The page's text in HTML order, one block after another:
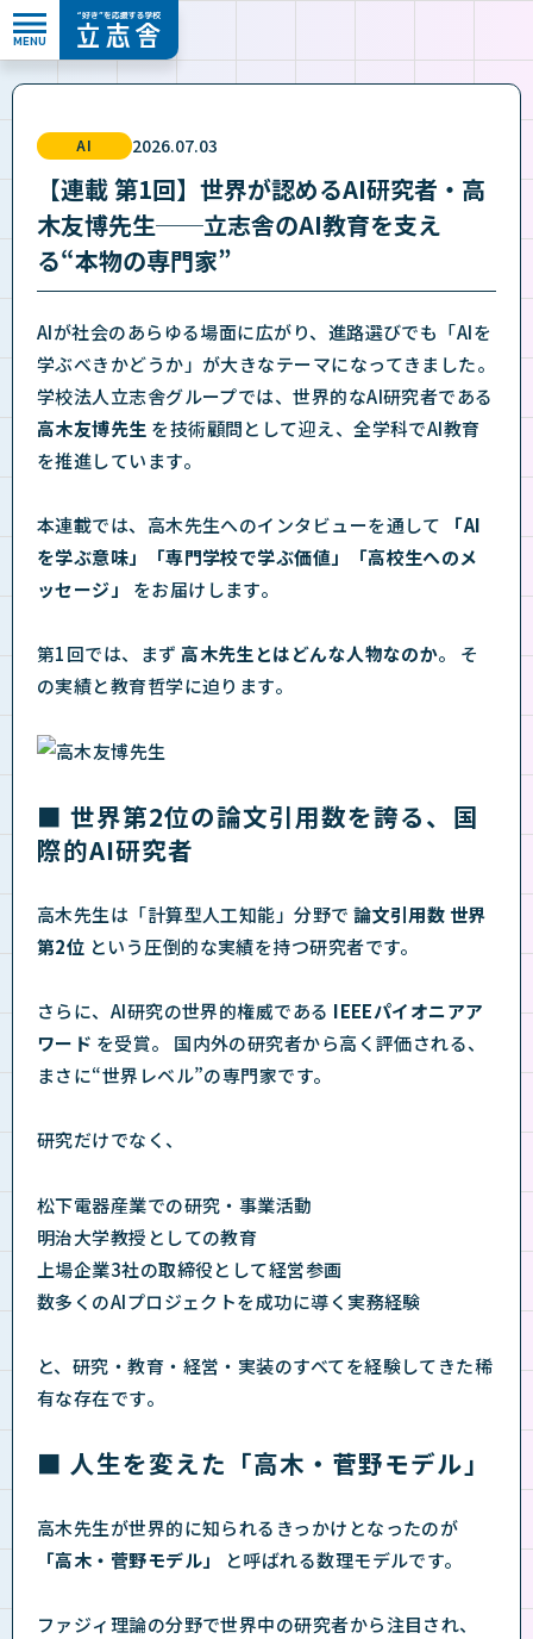
MENU
”好き”を応援する学校 立志舎
AI 2026.07.03
【連載 第1回】世界が認めるAI研究者・高
木友博先生──立志舎のAI教育を支え
る“本物の専門家”
AIが社会のあらゆる場面に広がり、進路選びでも「AIを
学ぶべきかどうか」が大きなテーマになってきました。
学校法人立志舎グループでは、世界的なAI研究者である
高木友博先生 を技術顧問として迎え、全学科でAI教育
を推進しています。
本連載では、高木先生へのインタビューを通して
「AI
を学ぶ意味」「専門学校で学ぶ価値」「高校生へのメ
ッセージ」
をお届けします。
第1回では、まず 高木先生とはどんな人物なのか。 そ
の実績と教育哲学に迫ります。
■ 世界第2位の論文引用数を誇る、国
際的AI研究者
高木先生は「計算型人工知能」分野で論文引用数 世界
第2位 という圧倒的な実績を持つ研究者です。
さらに、AI研究の世界的権威である IEEEパイオニアア
ワード を受賞。 国内外の研究者から高く評価される、
まさに“世界レベル”の専門家です。
研究だけでなく、
松下電器産業での研究・事業活動
明治大学教授としての教育
上場企業3社の取締役として経営参画
数多くのAIプロジェクトを成功に導く実務経験
と、研究・教育・経営・実装のすべてを経験してきた稀
有な存在です。
■ 人生を変えた「高木・菅野モデル」
高木先生が世界的に知られるきっかけとなったのが
「高木・菅野モデル」
と呼ばれる数理モデルです。
ファジィ理論の分野で世界中の研究者から注目され、